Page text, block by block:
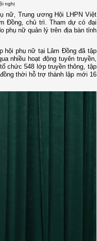
nghị
nữ, Trung ương Hội LHPN Việt
Đồng, chủ trì. Tham dự có đại
phụ nữ quản lý trên địa bàn tỉnh
hội phụ nữ tại Lâm Đồng đã tập
nhiều hoạt động tuyên truyền,
chức 548 lớp truyền thông, tập
thời hỗ trợ thành lập mới 16